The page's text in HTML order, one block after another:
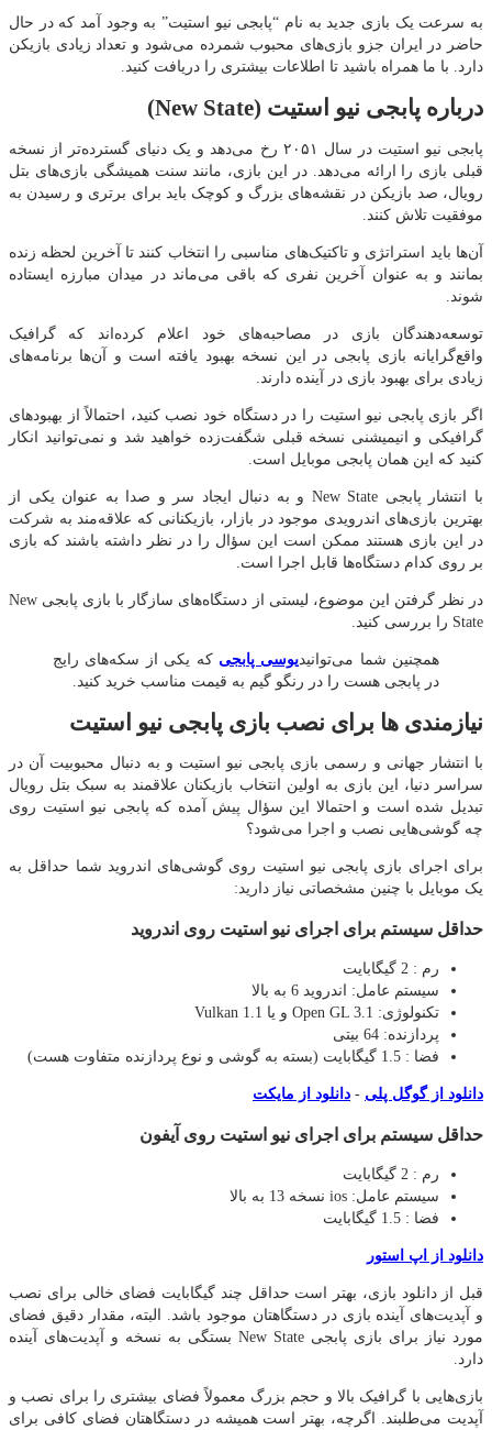
به سرعت یک بازی جدید به نام “پابجی نیو استیت” به وجود آمد که در حال
حاضر در ایران جزو بازی‌های محبوب شمرده می‌شود و تعداد زیادی بازیکن
دارد. با ما همراه باشید تا اطلاعات بیشتری را دریافت کنید.
درباره پابجی نیو استیت (New State)
پابجی نیو استیت در سال ۲۰۵۱ رخ می‌دهد و یک دنیای گسترده‌تر از نسخه
قبلی بازی را ارائه می‌دهد. در این بازی، مانند سنت همیشگی بازی‌های بتل
رویال، صد بازیکن در نقشه‌های بزرگ و کوچک باید برای برتری و رسیدن به
موفقیت تلاش کنند.
آن‌ها باید استراتژی و تاکتیک‌های مناسبی را انتخاب کنند تا آخرین لحظه زنده
بمانند و به عنوان آخرین نفری که باقی می‌ماند در میدان مبارزه ایستاده
شوند.
توسعه‌دهندگان بازی در مصاحبه‌های خود اعلام کرده‌اند که گرافیک
واقع‌گرایانه بازی پابجی در این نسخه بهبود یافته است و آن‌ها برنامه‌های
زیادی برای بهبود بازی در آینده دارند.
اگر بازی پابجی نیو استیت را در دستگاه خود نصب کنید، احتمالاً از بهبودهای
گرافیکی و انیمیشنی نسخه قبلی شگفت‌زده خواهید شد و نمی‌توانید انکار
کنید که این همان پابجی موبایل است.
با انتشار پابجی New State و به دنبال ایجاد سر و صدا به عنوان یکی از
بهترین بازی‌های اندرویدی موجود در بازار، بازیکنانی که علاقه‌مند به شرکت
در این بازی هستند ممکن است این سؤال را در نظر داشته باشند که بازی
بر روی کدام دستگاه‌ها قابل اجرا است.
در نظر گرفتن این موضوع، لیستی از دستگاه‌های سازگار با بازی پابجی New
State را بررسی کنید.
همچنین شما می‌توانیدیوسی پابجی که یکی از سکه‌های رایج
در پابجی هست را در رنگو گیم به قیمت مناسب خرید کنید.
نیازمندی ها برای نصب بازی پابجی نیو استیت
با انتشار جهانی و رسمی بازی پابجی نیو استیت و به دنبال محبوبیت آن در
سراسر دنیا، این بازی به اولین انتخاب بازیکنان علاقمند به سبک بتل رویال
تبدیل شده است و احتمالا این سؤال پیش آمده که پابجی نیو استیت روی
چه گوشی‌هایی نصب و اجرا می‌شود؟
برای اجرای بازی پابجی نیو استیت روی گوشی‌های اندروید شما حداقل به
یک موبایل با چنین مشخصاتی نیاز دارید:
حداقل سیستم برای اجرای نیو استیت روی اندروید
رم : 2 گیگابایت
سیستم عامل: اندروید 6 به بالا
تکنولوژی: Open GL 3.1 و یا Vulkan 1.1
پردازنده: 64 بیتی
فضا : 1.5 گیگابایت (بسته به گوشی و نوع پردازنده متفاوت هست)
دانلود از گوگل پلی - دانلود از مایکت
حداقل سیستم برای اجرای نیو استیت روی آیفون
رم : 2 گیگابایت
سیستم عامل: ios نسخه 13 به بالا
فضا : 1.5 گیگابایت
دانلود از اپ استور
قبل از دانلود بازی، بهتر است حداقل چند گیگابایت فضای خالی برای نصب
و آپدیت‌های آینده بازی در دستگاهتان موجود باشد. البته، مقدار دقیق فضای
مورد نیاز برای بازی پابجی New State بستگی به نسخه و آپدیت‌های آینده
دارد.
بازی‌هایی با گرافیک بالا و حجم بزرگ معمولاً فضای بیشتری را برای نصب و
آپدیت می‌طلبند. اگرچه، بهتر است همیشه در دستگاهتان فضای کافی برای